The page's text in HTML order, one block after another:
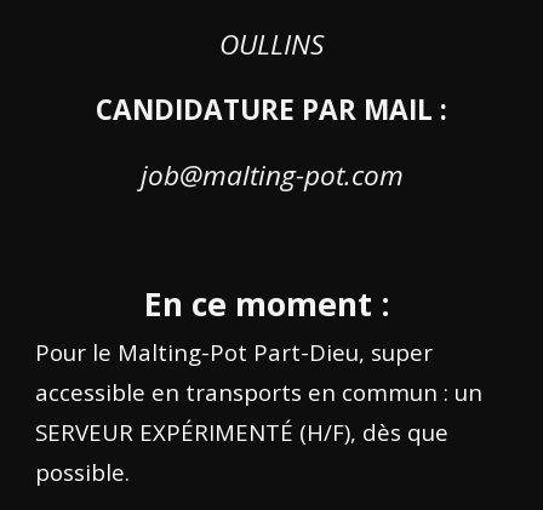
OULLINS
CANDIDATURE PAR MAIL :
job@malting-pot.com
En ce moment :
Pour le Malting-Pot Part-Dieu, super
accessible en transports en commun : un
SERVEUR EXPÉRIMENTÉ (H/F), dès que
possible.